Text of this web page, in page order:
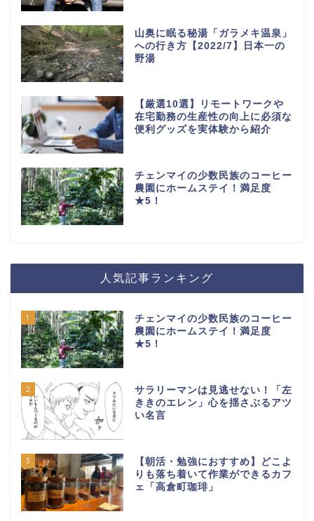
山奥に眠る秘湯「ガラメキ温泉」
への行き方【2022/7】日本一の
野湯
【厳選10選】リモートワークや
在宅勤務の生産性の向上に必須な
便利グッズを実体験から紹介
チェンマイの少数民族のコーヒー
農園にホームステイ！満足度
★5！
人気記事ランキング
1
チェンマイの少数民族のコーヒー
農園にホームステイ！満足度
★5！
2
サラリーマンは見逃せない！「左
ききのエレン」心を揺さぶるアツ
い名言
3
【朝活・勉強におすすめ】どこよ
りも落ち着いて作業ができるカフ
ェ「高倉町珈琲」